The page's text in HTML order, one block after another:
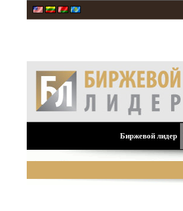
Биржевой лидер